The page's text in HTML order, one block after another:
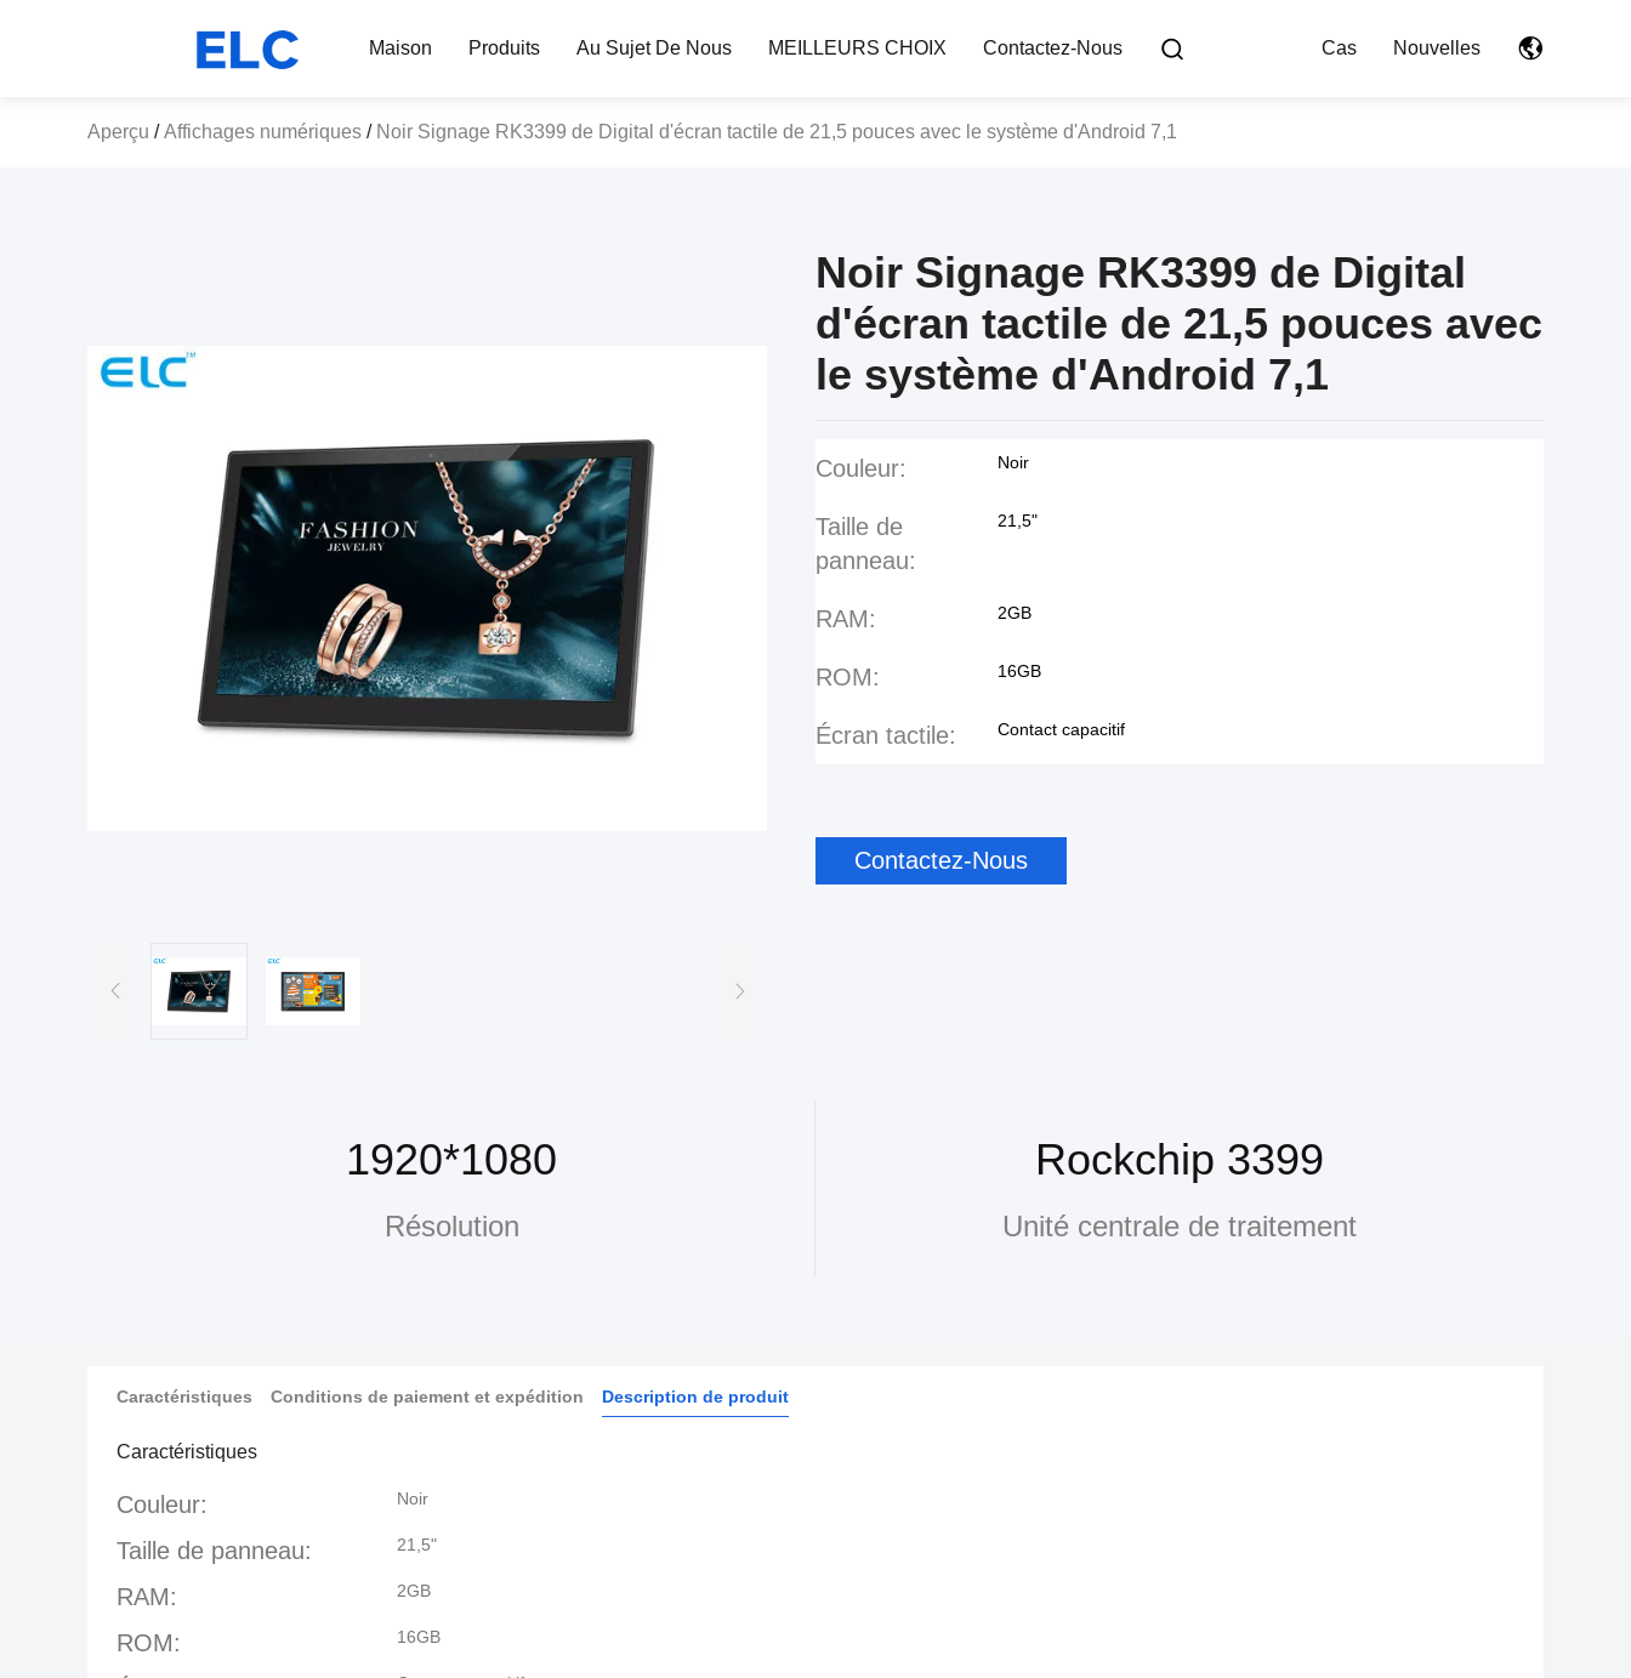
Maison Produits Au Sujet De Nous MEILLEURS CHOIX Contactez-Nous Cas Nouvelles
Aperçu / Affichages numériques / Noir Signage RK3399 de Digital d'écran tactile de 21,5 pouces avec le système d'Android 7,1
Noir Signage RK3399 de Digital
d'écran tactile de 21,5 pouces avec
le système d'Android 7,1
Couleur: Noir
Taille de
panneau:
21,5"
RAM: 2GB
ROM: 16GB
Écran tactile: Contact capacitif
Contactez-Nous
1920*1080
Résolution
Rockchip 3399
Unité centrale de traitement
Caractéristiques Conditions de paiement et expédition Description de produit
Caractéristiques
Couleur: Noir
Taille de panneau: 21,5"
RAM: 2GB
ROM: 16GB